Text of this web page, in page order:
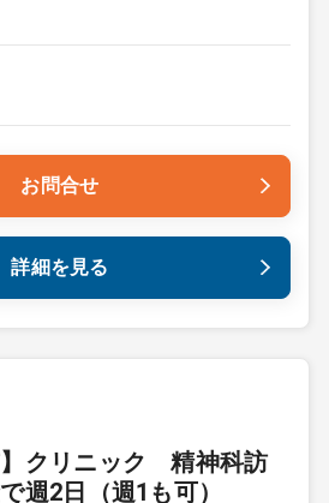
お問合せ
詳細を見る
】クリニック 精神科訪
週2日（週1も可）